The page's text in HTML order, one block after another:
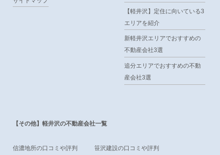
【軽井沢】定住に向いている3
エリアを紹介
新軽井沢エリアでおすすめの
不動産会社3選
追分エリアでおすすめの不動
産会社3選
【その他】軽井沢の不動産会社一覧
信濃地所の口コミや評判
笹沢建設の口コミや評判